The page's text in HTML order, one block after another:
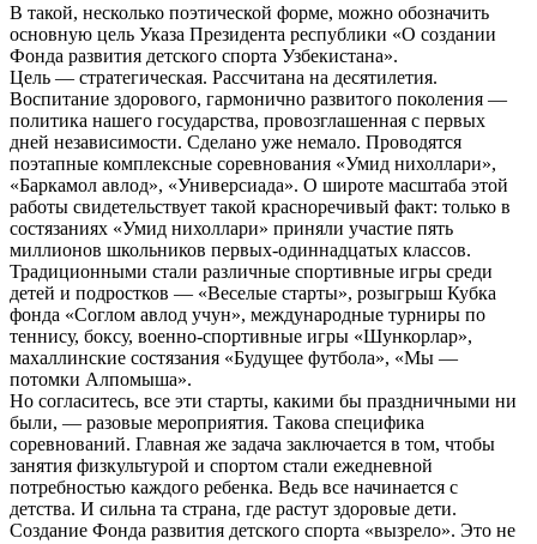
В такой, несколько поэтической форме, можно обозначить
основную цель Указа Президента республики «О создании
Фонда развития детского спорта Узбекистана».
Цель — стратегическая. Рассчитана на десятилетия.
Воспитание здорового, гармонично развитого поколения —
политика нашего государства, провозглашенная с первых
дней независимости. Сделано уже немало. Проводятся
поэтапные комплексные соревнования «Умид нихоллари»,
«Баркамол авлод», «Универсиада». О широте масштаба этой
работы свидетельствует такой красноречивый факт: только в
состязаниях «Умид нихоллари» приняли участие пять
миллионов школьников первых-одиннадцатых классов.
Традиционными стали различные спортивные игры среди
детей и подростков — «Веселые старты», розыгрыш Кубка
фонда «Соглом авлод учун», международные турниры по
теннису, боксу, военно-спортивные игры «Шункорлар»,
махаллинские состязания «Будущее футбола», «Мы —
потомки Алпомыша».
Но согласитесь, все эти старты, какими бы праздничными ни
были, — разовые мероприятия. Такова специфика
соревнований. Главная же задача заключается в том, чтобы
занятия физкультурой и спортом стали ежедневной
потребностью каждого ребенка. Ведь все начинается с
детства. И сильна та страна, где растут здоровые дети.
Создание Фонда развития детского спорта «вызрело». Это не